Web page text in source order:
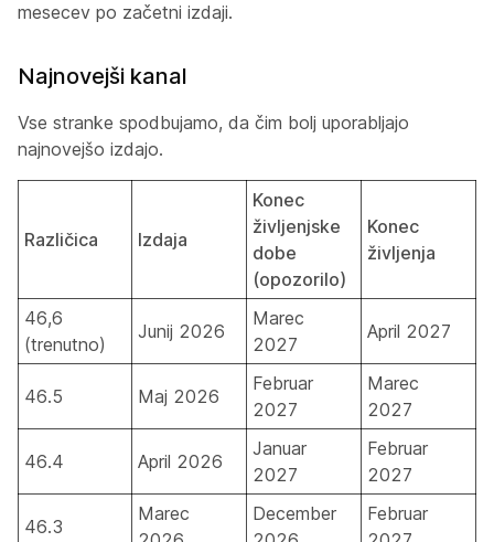
mesecev po začetni izdaji.
Najnovejši kanal
Vse stranke spodbujamo, da čim bolj uporabljajo
najnovejšo izdajo.
Različica Izdaja
Konec
življenjske
dobe
(opozorilo)
Konec
življenja
46,6
(trenutno)
Junij 2026
Marec
2027
April 2027
46.5 Maj 2026
Februar
2027
Marec
2027
46.4 April 2026
Januar
2027
Februar
2027
46.3
Marec
December
Februar